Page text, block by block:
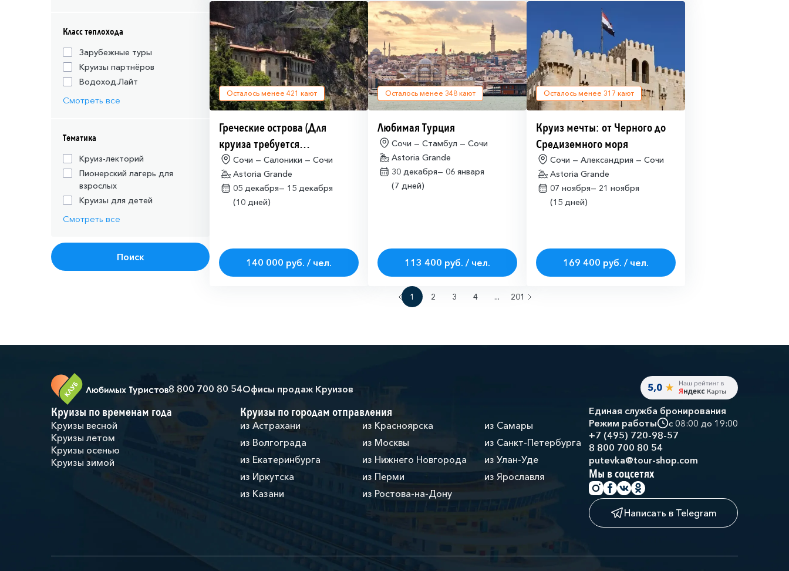
Класс теплохода
Зарубежные туры
Круизы партнёров
Водоход.Лайт
Смотреть все
Тематика
Круиз-лекторий
Пионерский лагерь для
взрослых
Круизы для детей
Смотреть все
Поиск
Осталось менее 421 кают
Греческие острова (Для
круиза требуется
действующая многократная
шенгенская виза)
Сочи — Салоники — Сочи
Astoria Grande
05 декабря— 15 декабря
(10 дней)
140 000 руб. / чел.
Осталось менее 348 кают
Любимая Турция
Сочи — Стамбул — Сочи
Astoria Grande
30 декабря— 06 января
(7 дней)
113 400 руб. / чел.
Осталось менее 317 кают
Круиз мечты: от Черного до
Средиземного моря
Сочи — Александрия — Сочи
Astoria Grande
07 ноября— 21 ноября
(15 дней)
169 400 руб. / чел.
1 2 3 4 ... 201
8 800 700 80 54Офисы продаж Круизов
Круизы по временам года
Круизы весной
Круизы летом
Круизы осенью
Круизы зимой
Круизы по городам отправления
из Астрахани
из Волгограда
из Екатеринбурга
из Иркутска
из Казани
из Красноярска
из Москвы
из Нижнего Новгорода
из Перми
из Ростова-на-Дону
из Самары
из Санкт-Петербурга
из Улан-Уде
из Ярославля
Единая служба бронирования
Режим работы
с 08:00 до 19:00
+7 (495) 720-98-57
8 800 700 80 54
putevka@tour-shop.com
Мы в соцсетях
Написать в Telegram